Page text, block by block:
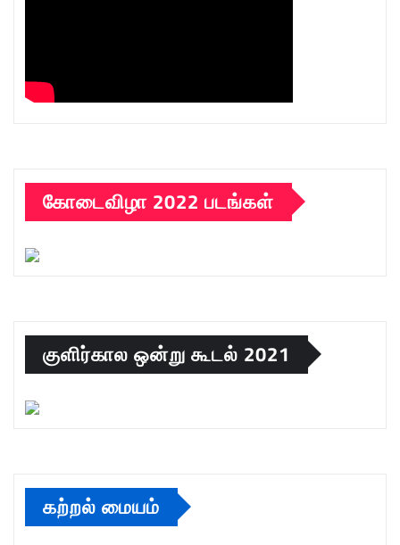
கோடைவிழா 2022 படங்கள்
குளிர்கால ஒன்று கூடல் 2021
கற்றல் மையம்